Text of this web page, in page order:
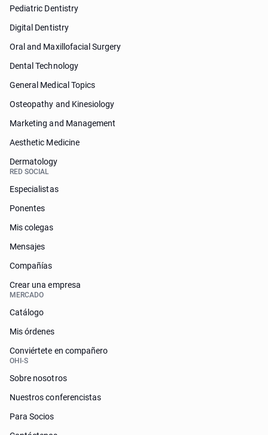
Pediatric Dentistry
Digital Dentistry
Oral and Maxillofacial Surgery
Dental Technology
General Medical Topics
Osteopathy and Kinesiology
Marketing and Management
Aesthetic Medicine
Dermatology
RED SOCIAL
Especialistas
Ponentes
Mis colegas
Mensajes
Compañías
Crear una empresa
MERCADO
Catálogo
Mis órdenes
Conviértete en compañero
OHI-S
Sobre nosotros
Nuestros conferencistas
Para Socios